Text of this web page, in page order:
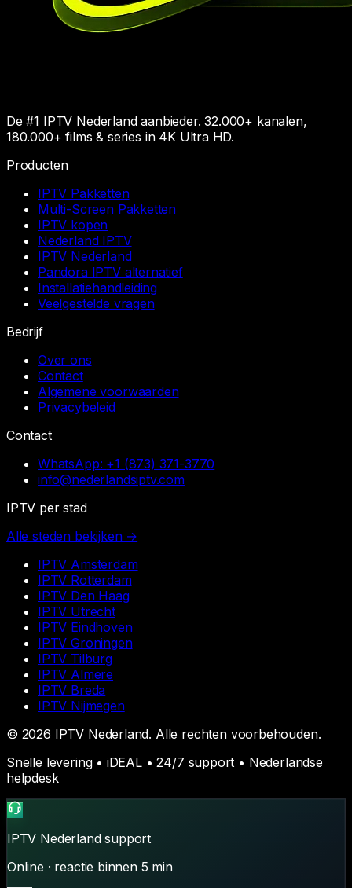
De #1 IPTV Nederland aanbieder. 32.000+ kanalen,
180.000+ films & series in 4K Ultra HD.
Producten
IPTV Pakketten
Multi-Screen Pakketten
IPTV kopen
Nederland IPTV
IPTV Nederland
Pandora IPTV alternatief
Installatiehandleiding
Veelgestelde vragen
Bedrijf
Over ons
Contact
Algemene voorwaarden
Privacybeleid
Contact
WhatsApp: +1 (873) 371-3770
info@nederlandsiptv.com
IPTV per stad
Alle steden bekijken →
IPTV Amsterdam
IPTV Rotterdam
IPTV Den Haag
IPTV Utrecht
IPTV Eindhoven
IPTVGroningen
IPTV Tilburg
IPTV Almere
IPTV Breda
IPTV Nijmegen
© 2026 IPTV Nederland. Alle rechten voorbehouden.
Snelle levering • iDEAL • 24/7 support • Nederlandse
helpdesk
IPTV Nederlandsupport
Online · reactie binnen 5 min